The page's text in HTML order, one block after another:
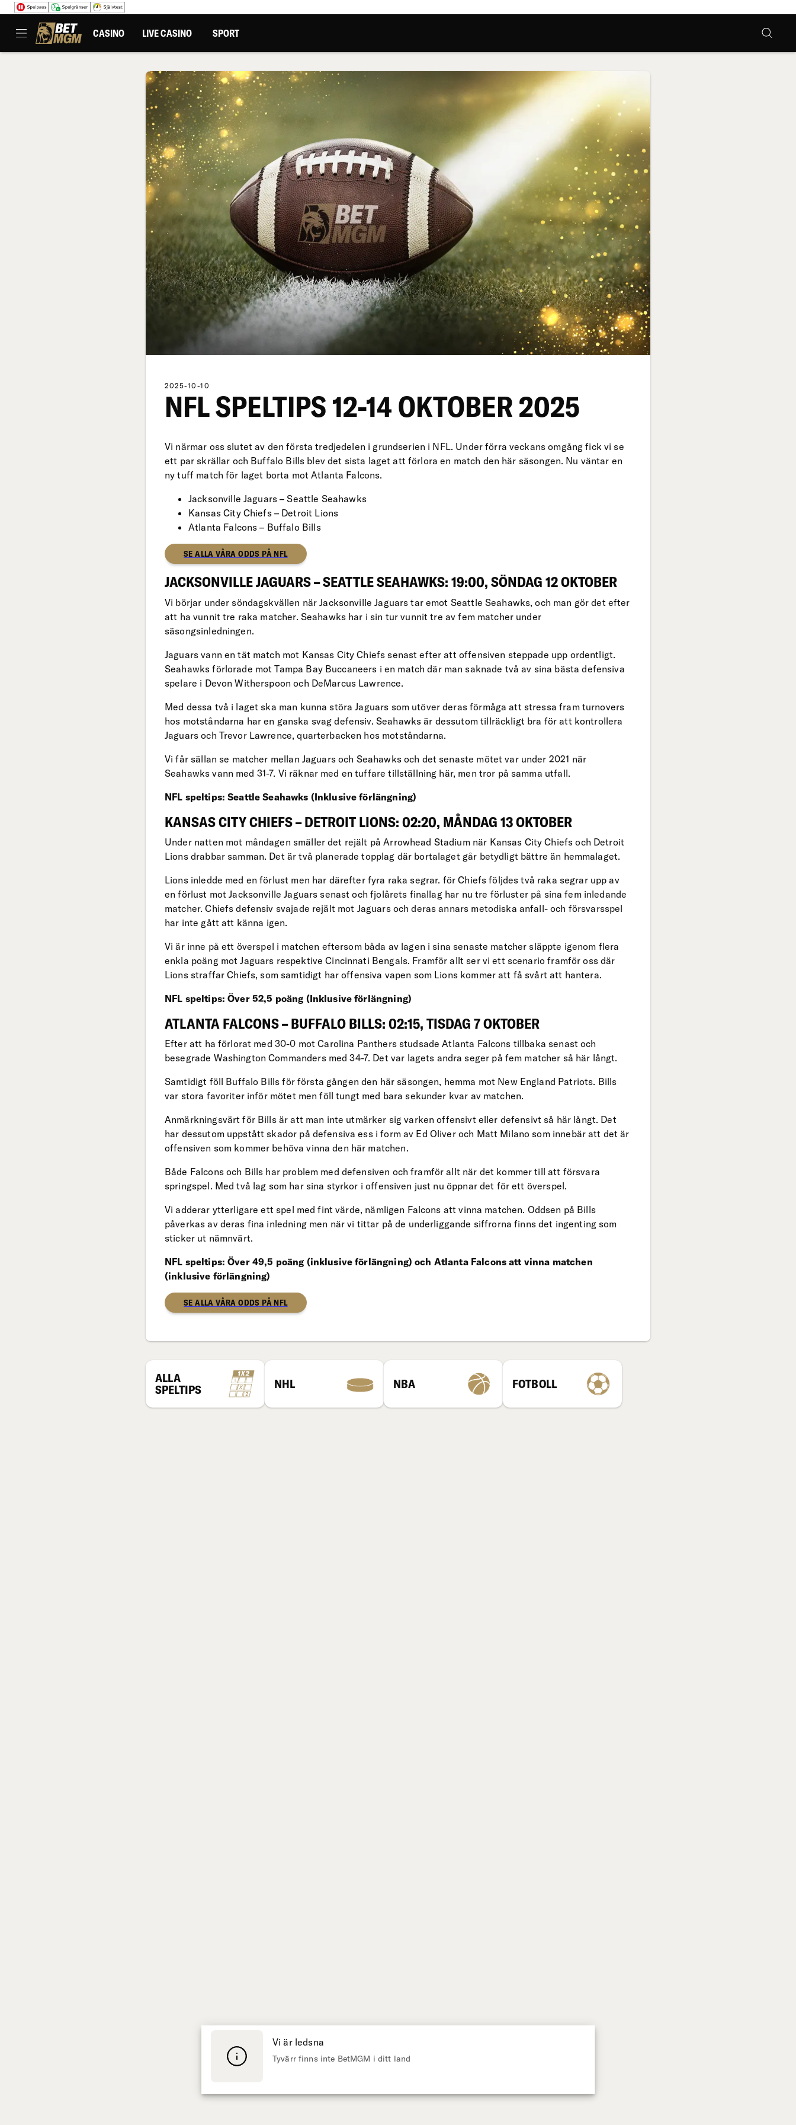
CASINO LIVE CASINO SPORT
2025-10-10
NFL SPELTIPS 12-14 OKTOBER 2025
Vi närmar oss slutet av den första tredjedelen i grundserien i NFL. Under förra veckans omgång fick vi se
ett par skrällar och Buffalo Bills blev det sista laget att förlora en match den här säsongen. Nu väntar en
ny tuff match för laget borta mot Atlanta Falcons.
Jacksonville Jaguars – Seattle Seahawks
Kansas City Chiefs – Detroit Lions
Atlanta Falcons – Buffalo Bills
SE ALLA VÅRA ODDS PÅ NFL
JACKSONVILLE JAGUARS – SEATTLE SEAHAWKS: 19:00, SÖNDAG 12 OKTOBER
Vi börjar under söndagskvällen när Jacksonville Jaguars tar emot Seattle Seahawks, och man gör det efter
att ha vunnit tre raka matcher. Seahawks har i sin tur vunnit tre av fem matcher under
säsongsinledningen.
Jaguars vann en tät match mot Kansas City Chiefs senast efter att offensiven steppade upp ordentligt.
Seahawks förlorade mot Tampa Bay Buccaneers i en match där man saknade två av sina bästa defensiva
spelare i Devon Witherspoon och DeMarcus Lawrence.
Med dessa två i laget ska man kunna störa Jaguars som utöver deras förmåga att stressa fram turnovers
hos motståndarna har en ganska svag defensiv. Seahawks är dessutom tillräckligt bra för att kontrollera
Jaguars och Trevor Lawrence, quarterbacken hos motståndarna.
Vi får sällan se matcher mellan Jaguars och Seahawks och det senaste mötet var under 2021 när
Seahawks vann med 31-7. Vi räknar med en tuffare tillställning här, men tror på samma utfall.
NFL speltips: Seattle Seahawks (Inklusive förlängning)
KANSAS CITY CHIEFS – DETROIT LIONS: 02:20, MÅNDAG 13 OKTOBER
Under natten mot måndagen smäller det rejält på Arrowhead Stadium när Kansas City Chiefs och Detroit
Lions drabbar samman. Det är två planerade topplag där bortalaget går betydligt bättre än hemmalaget.
Lions inledde med en förlust men har därefter fyra raka segrar. för Chiefs följdes två raka segrar upp av
en förlust mot Jacksonville Jaguars senast och fjolårets finallag har nu tre förluster på sina fem inledande
matcher. Chiefs defensiv svajade rejält mot Jaguars och deras annars metodiska anfall- och försvarsspel
har inte gått att känna igen.
Vi är inne på ett överspel i matchen eftersom båda av lagen i sina senaste matcher släppte igenom flera
enkla poäng mot Jaguars respektive Cincinnati Bengals. Framför allt ser vi ett scenario framför oss där
Lions straffar Chiefs, som samtidigt har offensiva vapen som Lions kommer att få svårt att hantera.
NFL speltips: Över 52,5 poäng (Inklusive förlängning)
ATLANTA FALCONS – BUFFALO BILLS: 02:15, TISDAG 7 OKTOBER
Efter att ha förlorat med 30-0 mot Carolina Panthers studsade Atlanta Falcons tillbaka senast och
besegrade Washington Commanders med 34-7. Det var lagets andra seger på fem matcher så här långt.
Samtidigt föll Buffalo Bills för första gången den här säsongen, hemma mot New England Patriots. Bills
var stora favoriter inför mötet men föll tungt med bara sekunder kvar av matchen.
Anmärkningsvärt för Bills är att man inte utmärker sig varken offensivt eller defensivt så här långt. Det
har dessutom uppstått skador på defensiva ess i form av Ed Oliver och Matt Milano som innebär att det är
offensiven som kommer behöva vinna den här matchen.
Både Falcons och Bills har problem med defensiven och framför allt när det kommer till att försvara
springspel. Med två lag som har sina styrkor i offensiven just nu öppnar det för ett överspel.
Vi adderar ytterligare ett spel med fint värde, nämligen Falcons att vinna matchen. Oddsen på Bills
påverkas av deras fina inledning men när vi tittar på de underliggande siffrorna finns det ingenting som
sticker ut nämnvärt.
NFL speltips: Över 49,5 poäng (inklusive förlängning) och Atlanta Falcons att vinna matchen
(inklusive förlängning)
SE ALLA VÅRA ODDS PÅ NFL
ALLA
SPELTIPS
NHL NBA FOTBOLL
Vi är ledsna
Tyvärr finns inte BetMGM i ditt land